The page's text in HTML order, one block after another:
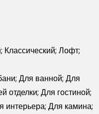
Лофт;
Для ванной; Для
отделки; Для гостиной;
интерьера; Для камина;